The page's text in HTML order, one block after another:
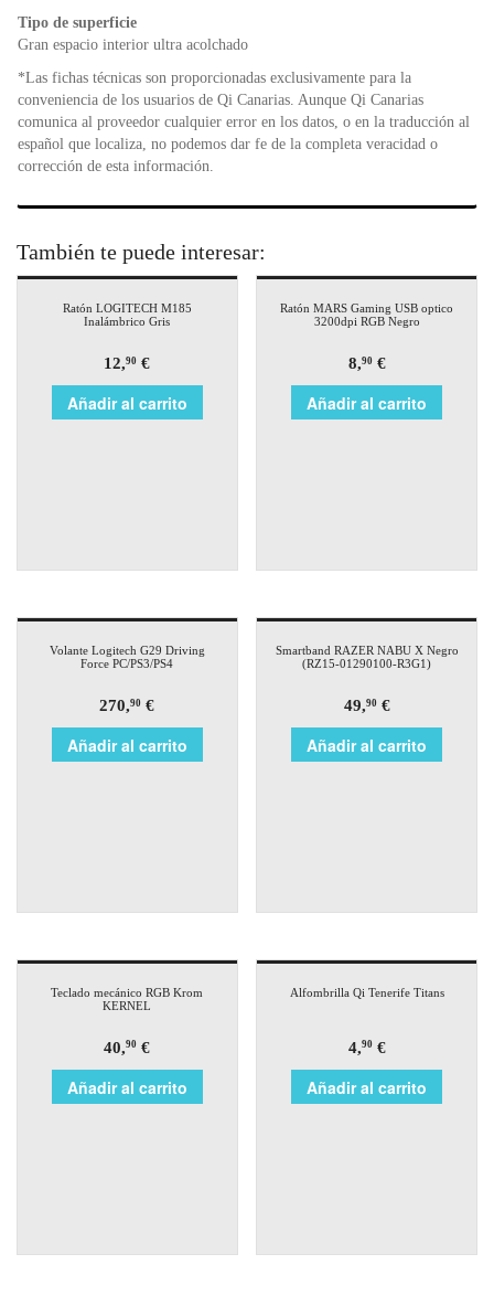
Tipo de superficie
Gran espacio interior ultra acolchado
*Las fichas técnicas son proporcionadas exclusivamente para la
conveniencia de los usuarios de Qi Canarias. Aunque Qi Canarias
comunica al proveedor cualquier error en los datos, o en la traducción al
español que localiza, no podemos dar fe de la completa veracidad o
corrección de esta información.
También te puede interesar:
Ratón LOGITECH M185
Inalámbrico Gris
12,90 €
Añadir al carrito
Ratón MARS Gaming USB optico
3200dpi RGB Negro
8,90€
Añadir al carrito
Volante Logitech G29 Driving
Force PC/PS3/PS4
270,90 €
Añadir al carrito
Smartband RAZER NABU X Negro
(RZ15-01290100-R3G1)
49,90€
Añadir al carrito
Teclado mecánico RGB Krom
KERNEL
40,90 €
Añadir al carrito
Alfombrilla Qi Tenerife Titans
4,90€
Añadir al carrito